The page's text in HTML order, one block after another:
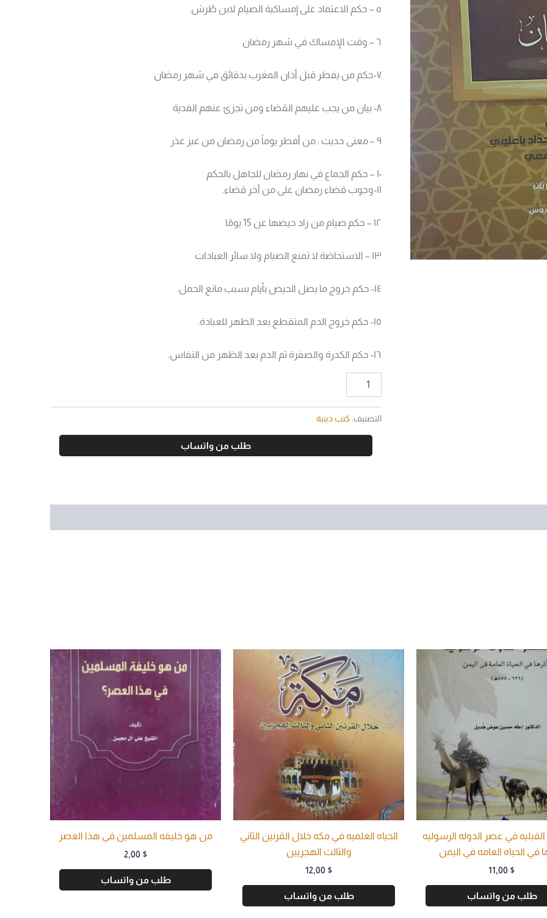
ه – حكم الاعتماد على إمساكية الصيام لابن طُرش.
٦ – وقت الإمساك في شهر رمضان
٧-حكم من يفطر قبل أذان المغرب بدقائق في شهر رمضان
٨- بیان من يجب عليهم القضاء ومن تجزئ عنهم الفدية
۹ – معنى حديث : من أفطر يوماً من رمضان من غير عذر
١٠ – حكم الجماع في نهار رمضان للجاهل بالحكم
١١-وجوب قضاء رمضان على من آخر قضاء.
١٢ – حكم صيام من زاد حيضها عن 15 يومًا
١٣ – الاستحاضة لا تمنع الصيام ولا سائر العبادات
١٤- حكم خروج ما يصل الحيض بأيام بسبب مانع الحمل.
١٥- حكم خروج الدم المتقطع بعد الظهر للعبادة.
١٦- حكم الكدرة والصفرة ثم الدم بعد الظهر من النفاس.
التصنيف:كتب دينية
طلب من واتساب
القبليه في عصر الدوله الرسوليه
في الحياه العامه في اليمن
11,00 $
طلب من واتساب
الحياه العلميه في مكه خلال القرنين الثاني
والثالث الهجريين
12,00 $
طلب من واتساب
من هو خليفه المسلمين في هذا العصر
2,00 $
طلب من واتساب